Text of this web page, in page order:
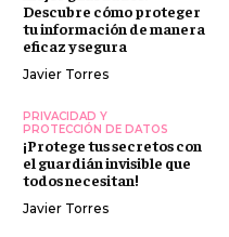
Descubre cómo proteger
tu información de manera
eficaz y segura
Javier Torres
PRIVACIDAD Y
PROTECCIÓN DE DATOS
¡Protege tus secretos con
el guardián invisible que
todos necesitan!
Javier Torres